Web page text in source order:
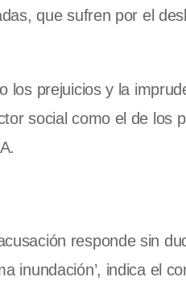
que sufren por el
los prejuicios y la
social como el de los
responde sin
inundación’, indica el